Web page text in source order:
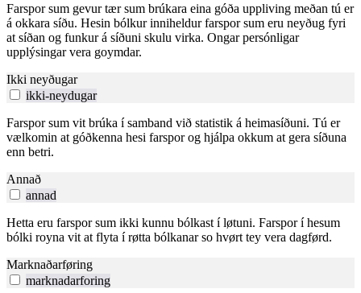
Farspor sum gevur tær sum brúkara eina góða uppliving meðan tú er
á okkara síðu. Hesin bólkur inniheldur farspor sum eru neyðug fyri
at síðan og funkur á síðuni skulu virka. Ongar persónligar
upplýsingar vera goymdar.
Ikki neyðugar
ikki-neydugar
Farspor sum vit brúka í samband við statistik á heimasíðuni. Tú er
vælkomin at góðkenna hesi farspor og hjálpa okkum at gera síðuna
enn betri.
Annað
annad
Hetta eru farspor sum ikki kunnu bólkast í løtuni. Farspor í hesum
bólki royna vit at flyta í røtta bólkanar so hvørt tey vera dagførd.
Marknaðarføring
marknadarforing